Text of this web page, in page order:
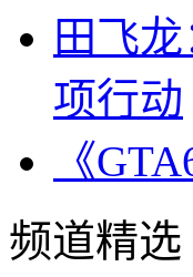
田飞
项行动
《
频道精选